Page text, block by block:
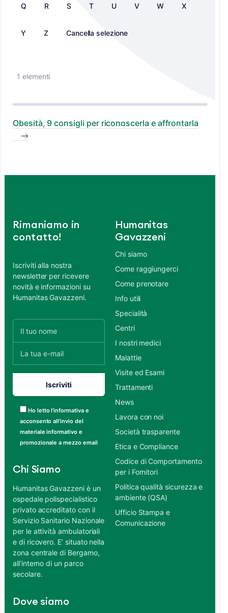
Q R S T U V W X
Y Z Cancella selezione
1 elementi
Obesità, 9 consigli per riconoscerla e affrontarla
Rimaniamo in
contatto!
Iscriviti alla nostra
newsletter per ricevere
novità e informazioni su
Humanitas Gavazzeni.
Ho letto l’informativa e
acconsento all’invio del
materiale informativo e
promozionale a mezzo email
Chi Siamo
Humanitas Gavazzeni è un
ospedale polispecialistico
privato accreditato con il
Servizio Sanitario Nazionale
per le attività ambulatoriali
e di ricovero. E’ situato nella
zona centrale di Bergamo,
all’interno di un parco
secolare.
Dove siamo
Humanitas
Gavazzeni
Chi siamo
Come raggiungerci
Come prenotare
Info utili
Specialità
Centri
I nostri medici
Malattie
Visite ed Esami
Trattamenti
News
Lavora con noi
Società trasparente
Etica e Compliance
Codice di Comportamento
per i Fornitori
Politica qualità sicurezza e
ambiente (QSA)
Ufficio Stampa e
Comunicazione